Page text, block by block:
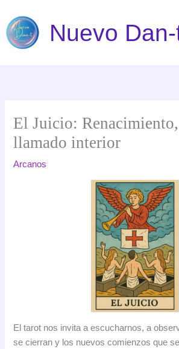
contenido
Nuevo
El Juicio:
llamado interior
Arcanos
El tarot nos invita a escucharnos, a
se cierran y los nuevos comienzos que